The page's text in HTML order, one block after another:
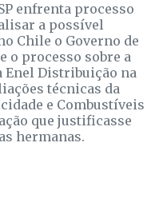
enfrenta processo
a possível
Chile o Governo de
o processo sobre a
Enel Distribuição na
técnicas da
e Combustíveis
que justificasse
hermanas.